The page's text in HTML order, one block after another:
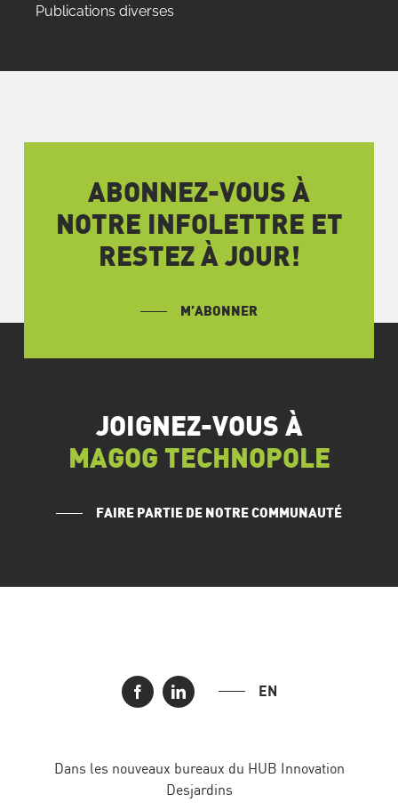
Publications diverses
ABONNEZ-VOUS À
NOTRE INFOLETTRE ET
RESTEZ À JOUR!
M’ABONNER
JOIGNEZ-VOUS À
MAGOG TECHNOPOLE
FAIRE PARTIE DE NOTRE COMMUNAUTÉ
EN
Dans les nouveaux bureaux du HUB Innovation
Desjardins